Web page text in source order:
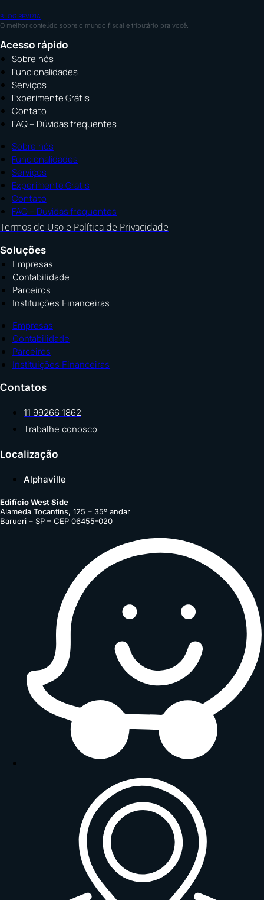
BLOG REVIZIA
O melhor conteúdo sobre o mundo fiscal e tributário pra você.
Acesso rápido
Sobre nós
Funcionalidades
Serviços
Experimente Grátis
Contato
FAQ – Dúvidas frequentes
Sobre nós
Funcionalidades
Serviços
Experimente Grátis
Contato
FAQ – Dúvidas frequentes
Termos de Uso e Política de Privacidade
Soluções
Empresas
Contabilidade
Parceiros
Instituições Financeiras
Empresas
Contabilidade
Parceiros
Instituições Financeiras
Contatos
11 99266 1862
Trabalhe conosco
Localização
Alphaville
Edifício West Side
Alameda Tocantins, 125 – 35º andar
Barueri – SP – CEP 06455-020